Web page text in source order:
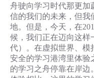
舟驶向学习时代那更加
信的我们的未来，但我
地。但是，今天，在
候，我们正在迈向这样
代）。在虚拟世界、模
安全的学习港湾里体验
的学习之舟停靠在岸边